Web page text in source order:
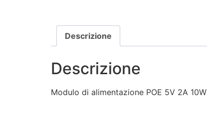
Descrizione
Descrizione
Modulo di alimentazione POE 5V 2A 10W